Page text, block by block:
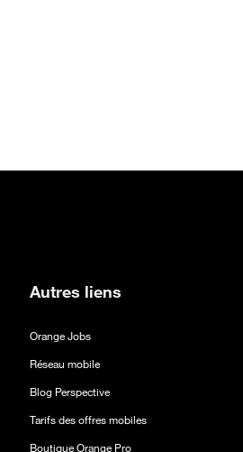
Autres liens
Orange Jobs
Réseau mobile
Blog Perspective
Tarifs des offres mobiles
Boutique Orange Pro